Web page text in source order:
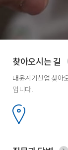
찾아오시는 길
대윤계기산업 찾아
입니다.